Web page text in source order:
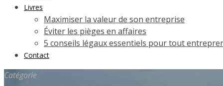
Livres
Maximiser la valeur de son entreprise
Éviter les pièges en affaires
5 conseils légaux essentiels pour tout
Contact
Catégorie